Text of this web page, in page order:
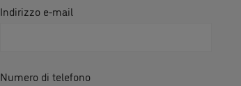
Indirizzo e-mail
Numero di telefono